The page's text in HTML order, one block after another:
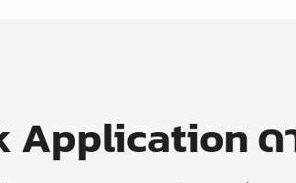
Application ด